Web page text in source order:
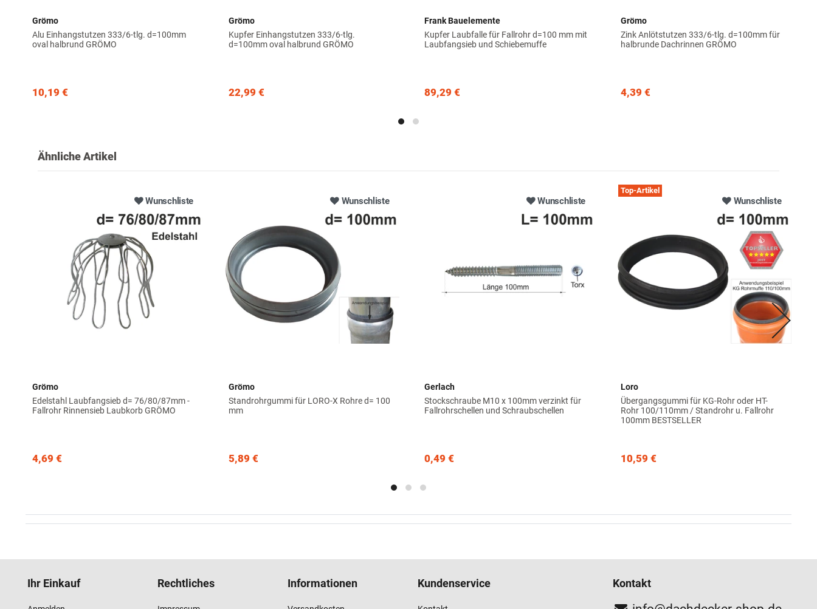
Grömo
Alu Einhangstutzen 333/6-tlg. d=100mm
oval halbrund GRÖMO
10,19 €
Grömo
Kupfer Einhangstutzen 333/6-tlg.
d=100mm oval halbrund GRÖMO
22,99 €
Frank Bauelemente
Kupfer Laubfalle für Fallrohr d=100 mm mit
Laubfangsieb und Schiebemuffe
89,29 €
Grömo
Zink Anlötstutzen 333/6-tlg. d=100mm für
halbrunde Dachrinnen GRÖMO
4,39 €
Ähnliche Artikel
Wunschliste
Grömo
Edelstahl Laubfangsieb d= 76/80/87mm -
Fallrohr Rinnensieb Laubkorb GRÖMO
4,69 €
Wunschliste
Grömo
Standrohrgummi für LORO-X Rohre d= 100
mm
5,89 €
Wunschliste
Gerlach
Stockschraube M10 x 100mm verzinkt für
Fallrohrschellen und Schraubschellen
0,49 €
Wunschliste
Top-Artikel
Loro
Übergangsgummi für KG-Rohr oder HT-
Rohr 100/110mm / Standrohr u. Fallrohr
100mm BESTSELLER
10,59 €
Ihr Einkauf Rechtliches Informationen Kundenservice Kontakt